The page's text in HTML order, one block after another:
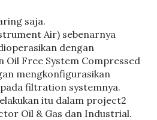
saja.
Air) sebenarnya
dengan
Oil Free System Compressed
mengkonfigurasikan
filtration systemnya.
itu dalam project2
Oil & Gas dan Industrial.